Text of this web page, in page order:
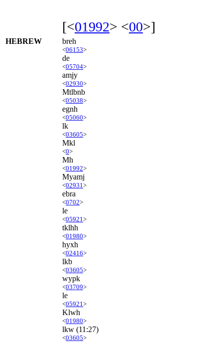
[<01992> <00>]
HEBREW breh
<06153>
de
<05704>
amjy
<02930>
Mtlbnb
<05038>
egnh
<05060>
lk
<03605>
Mkl
<0>
Mh
<01992>
Myamj
<02931 >
ebra
<0702>
le
<05921 >
tklhh
<01980>
hyxh
<02416>
lkb
<03605>
wypk
<03709>
le
<05921 >
Klwh
<01980>
lkw (11:27)
<03605>